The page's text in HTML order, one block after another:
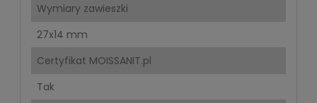
Wymiary zawieszki
27x14 mm
Certyfikat MOISSANIT.pl
Tak